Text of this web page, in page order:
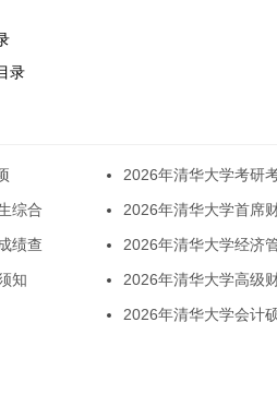
录
综合
绩查
知
2026年清华大学考研
2026年清华大学首席
2026年清华大学经济
2026年清华大学高级
2026年清华大学会计